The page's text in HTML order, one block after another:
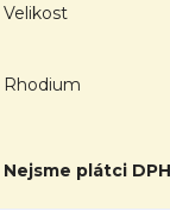
Velikost
Rhodium
Nejsme plátci DPH